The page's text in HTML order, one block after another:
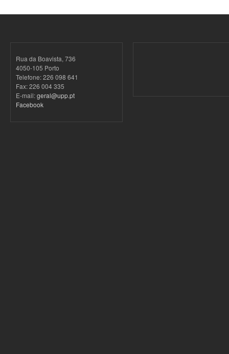
Rua da Boavista, 736
4050-105 Porto
Telefone: 226 098 641
Fax: 226 004 335
E-mail:geral@upp.pt
Facebook